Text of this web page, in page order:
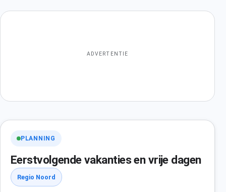
ADVERTENTIE
PLANNING
Eerstvolgende vakanties en vrije dagen
Regio Noord